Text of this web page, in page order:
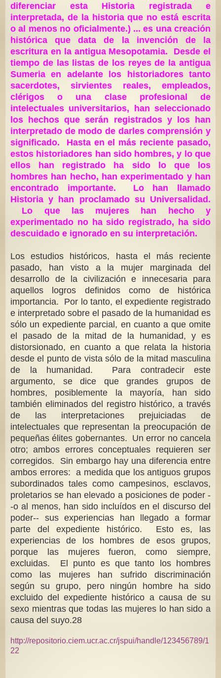
diferenciar esta Historia registrada e
interpretada, de la historia que no está escrita
o al menos no oficialmente.) ... es una creación
histórica que data de la invención de la
escritura en la antigua Mesopotamia. Desde el
tiempo de las listas de los reyes de la antigua
Sumeria en adelante los historiadores tanto
sacerdotes, sirvientes reales, empleados,
clérigos o una clase profesional de
intelectuales universitarios, han seleccionado
los hechos que serán registrados y los han
interpretado de modo de darles comprensión y
significado. Hasta en el más reciente pasado,
estos historiadores han sido hombres, y lo que
ellos han registrado ha sido lo que los
hombres han hecho, han experimentado y han
encontrado importante. Lo han llamado
Historia y han proclamado su Universalidad.
Lo que las mujeres han hecho y
experimentado no ha sido registrado, ha sido
descuidado e ignorado en su interpretación.
Los estudios históricos, hasta el más reciente
pasado, han visto a la mujer marginada del
desarrollo de la civilización e innecesaria para
aquellos logros definidos como de histórica
importancia. Por lo tanto, el expediente registrado
e interpretado sobre el pasado de la humanidad es
sólo un expediente parcial, en cuanto a que omite
el pasado de la mitad de la humanidad, y es
distorsionado, en cuanto a que relata la historia
desde el punto de vista sólo de la mitad masculina
de la humanidad. Para contradecir este
argumento, se dice que grandes grupos de
hombres, posiblemente la mayoría, han sido
también eliminados del registro histórico, a través
de las interpretaciones prejuiciadas de
intelectuales que representan la preocupación de
pequeñas élites gobernantes. Un error no cancela
otro; ambos errores conceptuales requieren ser
corregidos. Sin embargo hay una diferencia entre
ambos errores: a medida que los antiguos grupos
subordinados tales como campesinos, esclavos,
proletarios se han elevado a posiciones de poder -
-o al menos, han sido incluídos en el discurso del
poder-- sus experiencias han llegado a formar
parte del expediente histórico. Esto es, las
experiencias de los hombres de esos grupos,
porque las mujeres fueron, como siempre,
excluidas. El punto es que tanto los hombres
como las mujeres han sufrido discriminación
según su grupo, pero ningún hombre ha sido
excluido del expediente histórico a causa de su
sexo mientras que todas las mujeres lo han sido a
causa del suyo.28
http://repositorio.ciem.ucr.ac.cr/jspui/handle/123456789/1
22